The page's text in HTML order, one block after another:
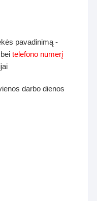
pavadinimą -
beitelefono numerį
darbo dienos